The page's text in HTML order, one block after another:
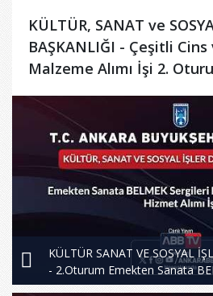
KÜLTÜR, SANAT ve
BAŞKANLIĞI - Çeşitli
Malzeme Alımı İşi 2.
KÜLTÜR SANAT VE SOSYAL
- 2.Oturum Emekten Sanata
Düzenleme